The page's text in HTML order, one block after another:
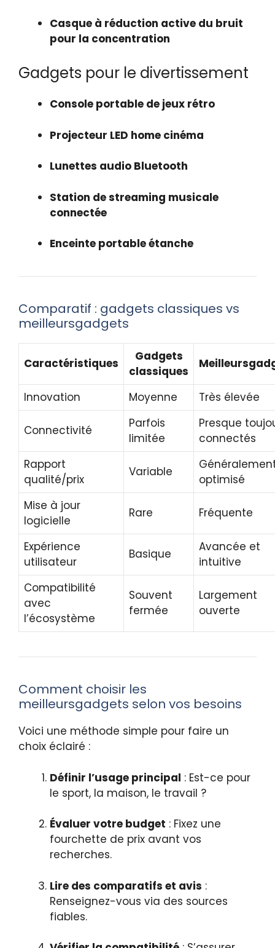
Casque à réduction active du bruit
pour la concentration
Gadgets pour le divertissement
Console portable de jeux rétro
Projecteur LED home cinéma
Lunettes audio Bluetooth
Station de streaming musicale
connectée
Enceinte portable étanche
Comparatif : gadgets classiques vs
meilleursgadgets
Caractéristiques
Gadgets
classiques
Innovation Moyenne Très élevée
Connectivité
Parfois
limitée
Presque
connectés
Rapport
qualité/prix
Variable
optimisé
Mise à jour
logicielle
Rare Fréquente
Expérience
utilisateur
Basique
Avancée et
intuitive
Compatibilité
avec
l’écosystème
Souvent
fermée
Largement
ouverte
Comment choisir les
meilleursgadgets selon vos besoins
Voici une méthode simple pour faire un
choix éclairé :
Définir l’usage principal : Est-ce pour
le sport, la maison, le travail ?
Évaluer votre budget : Fixez une
fourchette de prix avant vos
recherches.
Lire des comparatifs et avis :
Renseignez-vous via des sources
fiables.